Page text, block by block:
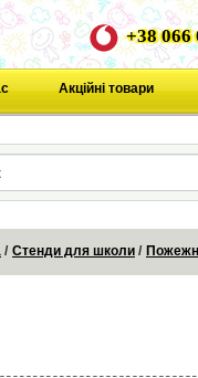
+38 066
Акційні товари
Стенди для школи